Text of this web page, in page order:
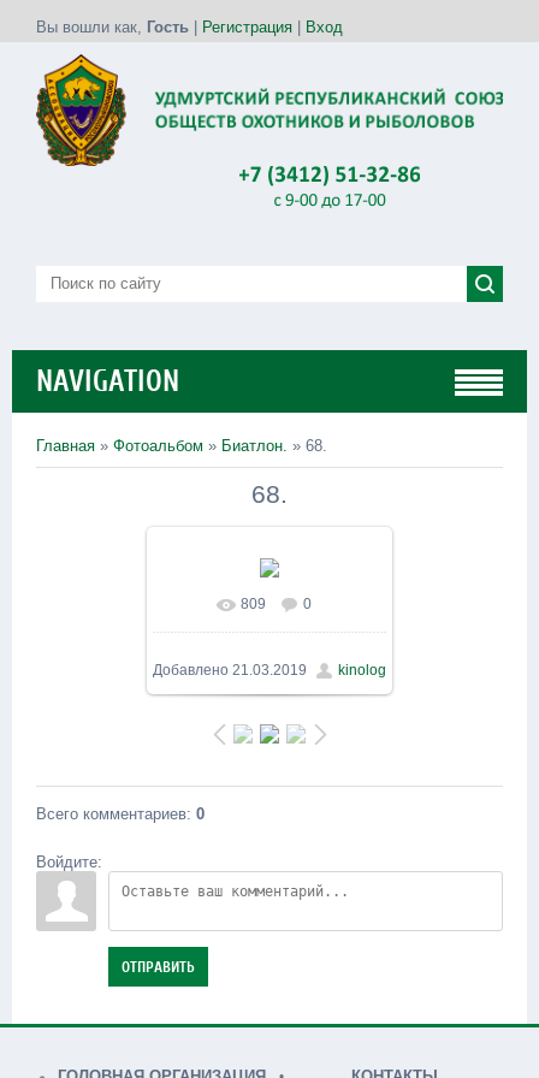
Вы вошли как, Гость Регистрация Вход
NAVIGATION
Главная » Фотоальбом » Биатлон. » 68.
68.
В реальном размере
800x600/ 267.6Kb
809 0
Добавлено 21.03.2019 kinolog
Всего комментариев: 0
Войдите:
ОТПРАВИТЬ